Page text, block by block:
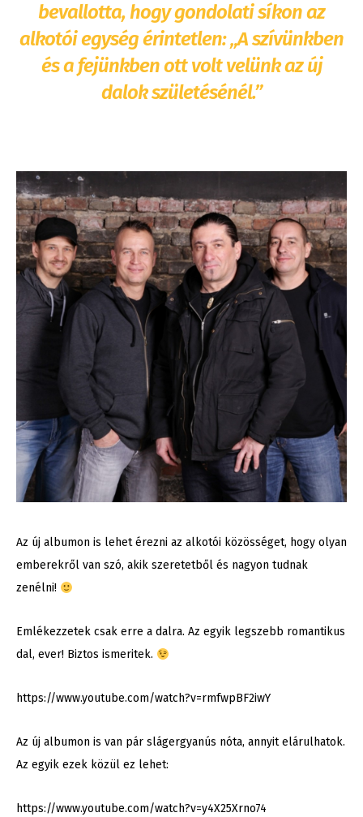
bevallotta, hogy gondolati síkon az
alkotói egység érintetlen: „A szívünkben
és a fejünkben ott volt velünk az új
dalok születésénél.”
Az új albumon is lehet érezni az alkotói közösséget, hogy olyan
emberekről van szó, akik szeretetből és nagyon tudnak
zenélni!
Emlékezzetek csak erre a dalra. Az egyik legszebb romantikus
dal, ever! Biztos ismeritek.
https://www.youtube.com/watch?v=rmfwpBF2iwY
Az új albumon is van pár slágergyanús nóta, annyit elárulhatok.
Az egyik ezek közül ez lehet:
https://www.youtube.com/watch?v=y4X25Xrno74